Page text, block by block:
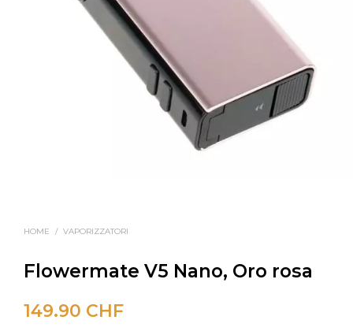
HOME / VAPORIZZATORI
Flowermate V5 Nano, Oro rosa
149.90 CHF